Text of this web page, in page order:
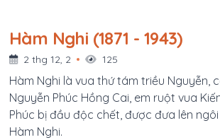
Hàm Nghi (1871 - 1943)
2 thg 12, 2 125
Hàm Nghi là vua thứ tám triều Nguyễn,
Nguyễn Phúc Hồng Cai, em ruột vua
Phúc bị đầu độc chết, được đưa lên ngôi
Hàm Nghi.